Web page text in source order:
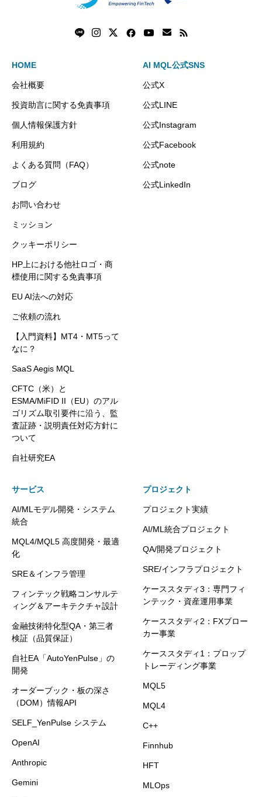
HOME
会社概要
投資助言に関する免責事項
個人情報保護方針
利用規約
よくある質問（FAQ）
ブログ
お問い合わせ
ミッション
クッキーポリシー
HP上における他社ロゴ・商
標使用に関する免責事項
EU AI法への対応
ご依頼の流れ
【入門資料】MT4・MT5って
なに？
SaaS Aegis MQL
CFTC（米）と
ESMA/MiFID II（EU）のアル
ゴリズム取引要件に沿う、監
査証跡・説明責任対応方針に
ついて
自社研究EA
AI MQL公式SNS
公式X
公式LINE
公式Instagram
公式Facebook
公式note
公式LinkedIn
サービス
AI/MLモデル開発・システム
統合
MQL4/MQL5 高度開発・最適
化
SRE＆インフラ管理
フィンテック戦略コンサルテ
ィング＆アーキテクチャ設計
金融技術特化型QA・第三者
検証（品質保証）
自社EA「AutoYenPulse」の
開発
オーダーブック・板の深さ
（DOM）情報API
SELF_YenPulse システム
OpenAI
Anthropic
Gemini
プロジェクト
プロジェクト実績
AI/ML統合プロジェクト
QA/開発プロジェクト
SRE/インフラプロジェクト
ケーススタディ3：専門フィ
ンテック・資産運用事業
ケーススタディ2：FXブロー
カー事業
ケーススタディ1：プロップ
トレーディング事業
MQL5
MQL4
C++
Finnhub
HFT
MLOps